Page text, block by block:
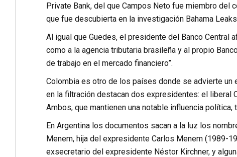
Private Bank, del que Campos Neto fue miembro del
que fue descubierta en la investigación Bahama
Al igual que Guedes, el presidente del Banco Central
como a la agencia tributaria brasileña y al propio
de trabajo en el mercado financiero”.
Colombia es otro de los países donde se advierte
en la filtración destacan dos expresidentes: el liberal
Ambos, que mantienen una notable influencia
En Argentina los documentos sacan a la luz los
Menem, hija del expresidente Carlos Menem (1989-
exsecretario del expresidente Néstor Kirchner, y